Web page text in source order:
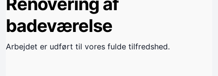
badeværelse
Arbejdet er udført til vores fulde tilfredshed.